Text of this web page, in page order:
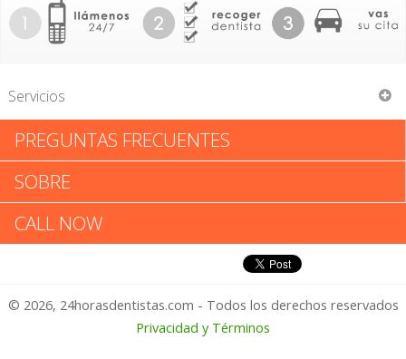
Servicios
Corazon Manaloto
Corazon Manaloto: Califica tu
Experiencia
1 – No Feliz
PREGUNTAS FRECUENTES
SOBRE
CALL NOW
© 2026, 24horasdentistas.com - Todos los derechos reservados
Privacidad y Términos